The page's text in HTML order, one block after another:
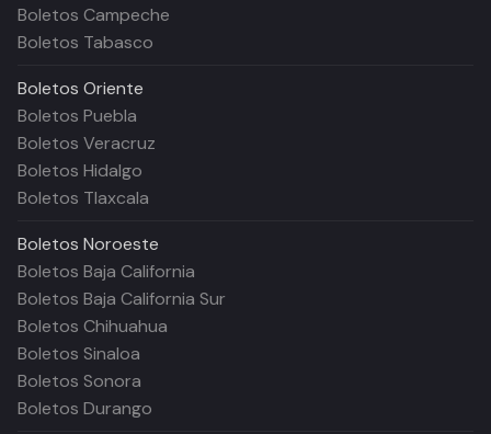
Boletos Campeche
Boletos Tabasco
Boletos Oriente
Boletos Puebla
Boletos Veracruz
Boletos Hidalgo
Boletos Tlaxcala
Boletos Noroeste
Boletos Baja California
Boletos Baja California Sur
Boletos Chihuahua
Boletos Sinaloa
Boletos Sonora
Boletos Durango